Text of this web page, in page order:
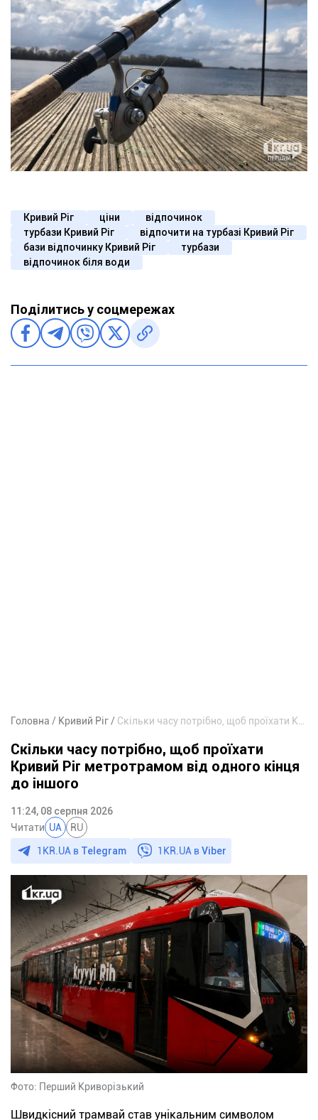
Кривий Ріг ціни
відпочинок
турбази Кривий Ріг
відпочити на турбазі Кривий Ріг
бази відпочинку Кривий Ріг
турбази
відпочинок біля води
Поділитись у соцмережах
Головна Кривий Ріг Скільки часу потрібно, щоб проїхати Кривий Ріг метротрамом від одного кінця до іншого
Скільки часу потрібно, щоб проїхати
Кривий Ріг метротрамом від одного кінця
до іншого
11:24, 08 серпня 2026
Читати UA RU
1KR.UA в Telegram 1KR.UA вViber
Фото: Перший Криворізький
Швидкісний трамвай став унікальним символом